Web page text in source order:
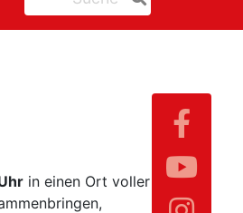
in einen Ort voller